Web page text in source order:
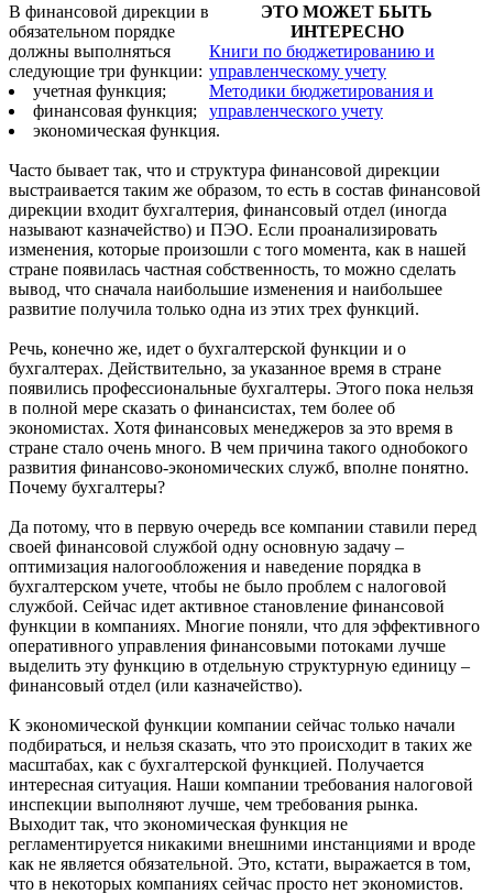
ЭТО МОЖЕТ БЫТЬ
ИНТЕРЕСНО
Книги по бюджетированию и
управленческому учету
Методики бюджетирования и
управленческого учету
В финансовой дирекции в
обязательном порядке
должны выполняться
следующие три функции:
учетная функция;
финансовая функция;
экономическая функция.
Часто бывает так, что и структура финансовой дирекции
выстраивается таким же образом, то есть в состав финансовой
дирекции входит бухгалтерия, финансовый отдел (иногда
называют казначейство) и ПЭО. Если проанализировать
изменения, которые произошли с того момента, как в нашей
стране появилась частная собственность, то можно сделать
вывод, что сначала наибольшие изменения и наибольшее
развитие получила только одна из этих трех функций.
Речь, конечно же, идет о бухгалтерской функции и о
бухгалтерах. Действительно, за указанное время в стране
появились профессиональные бухгалтеры. Этого пока нельзя
в полной мере сказать о финансистах, тем более об
экономистах. Хотя финансовых менеджеров за это время в
стране стало очень много. В чем причина такого однобокого
развития финансово-экономических служб, вполне понятно.
Почему бухгалтеры?
Да потому, что в первую очередь все компании ставили перед
своей финансовой службой одну основную задачу –
оптимизация налогообложения и наведение порядка в
бухгалтерском учете, чтобы не было проблем с налоговой
службой. Сейчас идет активное становление финансовой
функции в компаниях. Многие поняли, что для эффективного
оперативного управления финансовыми потоками лучше
выделить эту функцию в отдельную структурную единицу –
финансовый отдел (или казначейство).
К экономической функции компании сейчас только начали
подбираться, и нельзя сказать, что это происходит в таких же
масштабах, как с бухгалтерской функцией. Получается
интересная ситуация. Наши компании требования налоговой
инспекции выполняют лучше, чем требования рынка.
Выходит так, что экономическая функция не
регламентируется никакими внешними инстанциями и вроде
как не является обязательной. Это, кстати, выражается в том,
что в некоторых компаниях сейчас просто нет экономистов.